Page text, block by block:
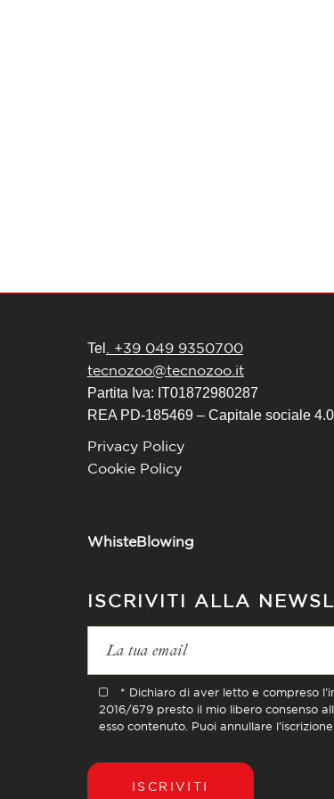
Tel
. +39 049 9350700
tecnozoo@tecnozoo.it
Partita Iva: IT01872980287
REA PD-185469 – Capitale sociale
Privacy Policy
Cookie Policy
WhisteBlowing
ISCRIVITI ALLA
* Dichiaro di aver letto e compreso
2016/679 presto il mio libero consenso
esso contenuto. Puoi annullare
ISCRIVITI